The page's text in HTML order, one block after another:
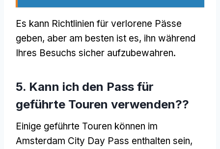
Es kann Richtlinien für verlorene Pässe
geben, aber am besten ist es, ihn während
Ihres Besuchs sicher aufzubewahren.
5. Kann ich den Pass für
geführte Touren verwenden??
Einige geführte Touren können im
Amsterdam City Day Pass enthalten sein,